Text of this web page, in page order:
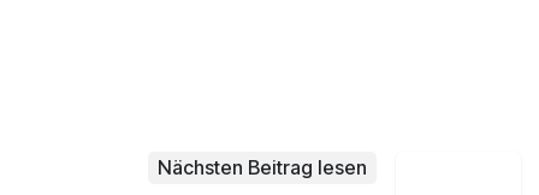
Nächsten Beitrag lesen